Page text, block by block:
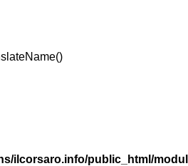
ilcorsaro.info/public_html/